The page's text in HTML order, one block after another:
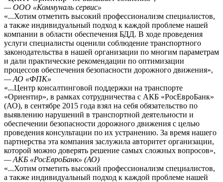
— ООО «Коммуналь сервис»
«...Хотим отметить высокий профессионализм специалистов,
а также индивидуальный подход к каждой проблеме нашей
компании в области обеспечения БДД. В ходе проведения
услуги специалисты оценили соблюдение транспортного
законодательства в нашей организации по многим параметрам
и дали практические рекомендации по оптимизации
процессов обеспечения безопасности дорожного движения»,
— АО «ФПК»
«...Центр консалтинговой поддержки на транспорте
«Ориентир», в рамках сотрудничества с АКБ «РосЕвроБанк»
(АО), в сентябре 2015 года взял на себя обязательство по
выявлению нарушений в транспортной деятельности и
обеспечении безопасности дорожного движения с целью
проведения консультации по их устранению. За время нашего
партнерства эта компания заслужила авторитет организации,
которой можно доверять решение самых сложных вопросов»,
— АКБ «РосЕвроБанк» (АО)
«...Хотим отметить высокий профессионализм специалистов,
а также индивидуальный подход к каждой проблеме нашей